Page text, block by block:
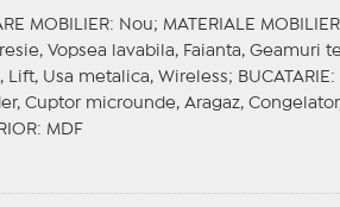
MOBILIER: Nou; MATERIALE MOBILIER
Vopsea lavabila, Faianta, Geamuri
Lift, Usa metalica, Wireless; BUCATARIE :
Cuptor microunde, Aragaz,
: MDF